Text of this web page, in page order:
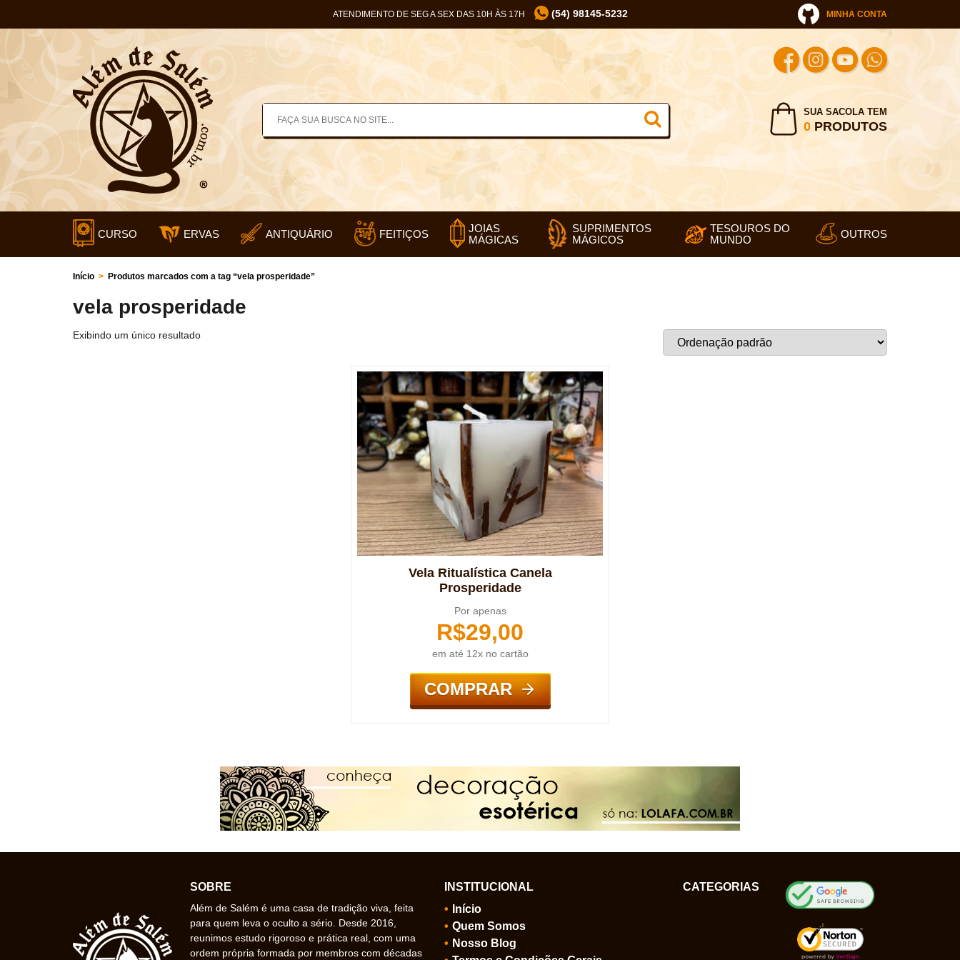
ATENDIMENTO DE SEG A SEX DAS 10H ÀS 17H (54) 98145-5232 MINHA CONTA
SUA SACOLA TEM
0PRODUTOS
CURSO ERVAS ANTIQUÁRIO FEITIÇOS
JOIAS
MÁGICAS
SUPRIMENTOS
MÁGICOS
TESOUROS DO
MUNDO
OUTROS
Início > Produtos marcados com a tag “vela prosperidade”
vela prosperidade
Exibindo um único resultado
Vela Ritualística Canela
Prosperidade
Por apenas
R$29,00
em até 12x no cartão
COMPRAR
SOBRE
Além de Salém é uma casa de tradição viva, feita
para quem leva o oculto a sério. Desde 2016,
reunimos estudo rigoroso e prática real, com uma
ordem própria formada por membros com décadas
INSTITUCIONAL
Início
Quem Somos
Nosso Blog
CATEGORIAS